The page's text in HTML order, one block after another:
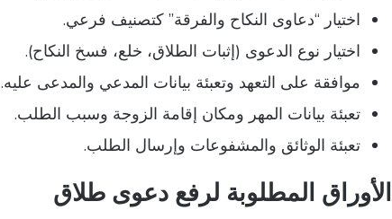
اختيار “دعاوى النكاح والفرقة” كتصنيف فرعي.
اختيار نوع الدعوى (إثبات الطلاق، خلع، فسخ النكاح).
موافقة على التعهد وتعبئة بيانات المدعي والمدعى عليه.
تعبئة بيانات المهر ومكان إقامة الزوجة وسبب الطلب.
تعبئة الوثائق والمشفوعات وإرسال الطلب.
الأوراق المطلوبة لرفع دعوى طلاق